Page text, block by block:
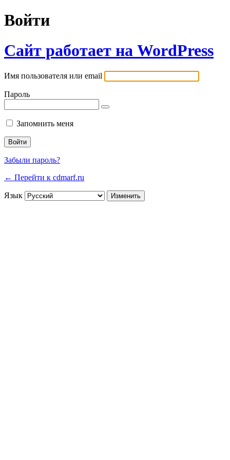
Войти
Сайт работает на WordPress
Имя пользователя или email
Пароль
Запомнить меня
Забыли пароль?
← Перейти к cdmarf.ru
Язык